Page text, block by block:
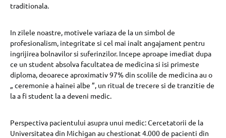
traditionala.
In zilele noastre, motivele variaza de la un simbol de
profesionalism, integritate si cel mai inalt angajament pentru
ingrijirea bolnavilor si suferinzilor. Incepe aproape imediat dupa
ce un student absolva facultatea de medicina si isi primeste
diploma, deoarece aproximativ 97% din scolile de medicina au o
„ ceremonie a hainei albe ”, un ritual de trecere si de tranzitie de
la a fi student la a deveni medic.
Perspectiva pacientului asupra unui medic: Cercetatorii de la
Universitatea din Michigan au chestionat 4.000 de pacienti din